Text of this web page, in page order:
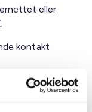
eller
kontakt